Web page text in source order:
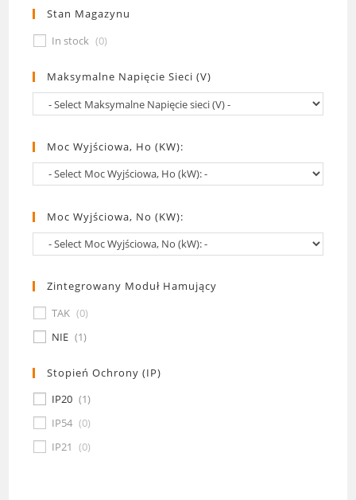
Stan Magazynu
In stock (0)
Maksymalne Napięcie Sieci (V)
Moc Wyjściowa, Ho (kW):
Moc Wyjściowa, No (kW):
Zintegrowany Moduł Hamujący
TAK (0)
NIE (1)
Stopień Ochrony (IP)
IP20 (1)
IP54 (0)
IP21 (0)